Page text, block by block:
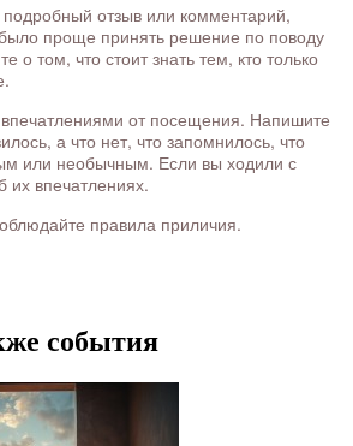
подробный отзыв или комментарий,
проще принять решение по поводу
о том, что стоит знать тем, кто только
от посещения. Напишите
а что нет, что запомнилось, что
или необычным. Если вы ходили с
их впечатлениях.
правила приличия.
события